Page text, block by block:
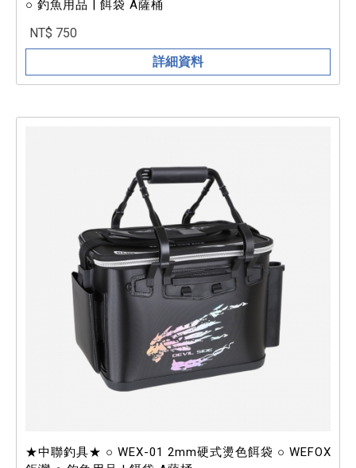
○ 釣魚用品 | 餌袋 A薩桶
NT$ 750
詳細資料
★中聯釣具★ ○ WEX-01 2mm硬式燙色餌袋 ○ WEFOX